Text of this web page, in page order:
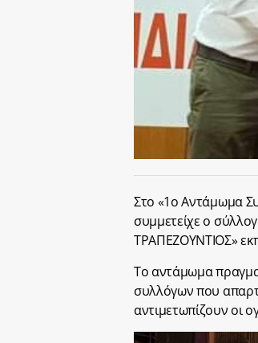
Στο «1ο Αντάμωμα
συμμετείχε ο
ΤΡΑΠΕΖΟΥΝΤΙΟΣ»
Το αντάμωμα
συλλόγων που
αντιμετωπίζουν οι